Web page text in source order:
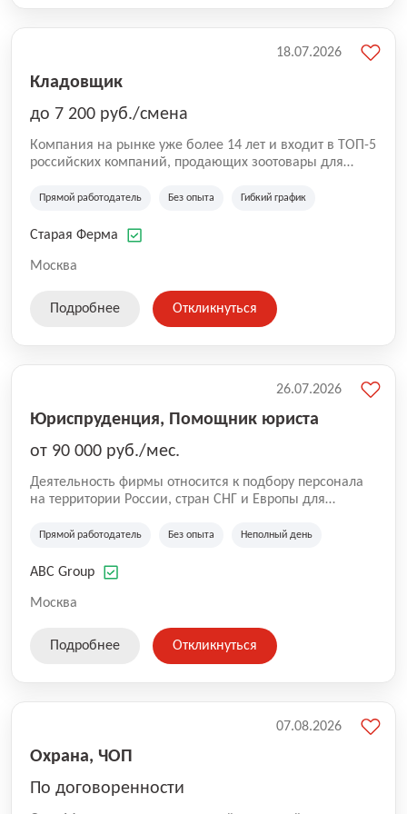
Кладовщик
до 7 200 руб./смена
Компания на рынке уже более 14 лет и входит в ТОП-5
российских компаний, продающих зоотовары для
компания владеет 5 розничными магазинами, а также
России (Wildberries, Ozon, Яндекс. Маркет и
на глобальной доставке товаров по всей территории
SKU, премиальные бренды кормов и собственные
Прямой работодатель Без опыта Гибкий график
Старая Ферма
Москва
18.07.2026
Подробнее Откликнуться
Юриспруденция, Помощник юриста
от 90 000 руб./мес.
Деятельность фирмы относится к подбору персонала
на территории России, стран СНГ и Европы для
культуре и развлечениям, информационным
Прямой работодатель Без опыта Неполный день
ABC Group
Москва
26.07.2026
Подробнее Откликнуться
Охрана, ЧОП
По договоренности
07.08.2026